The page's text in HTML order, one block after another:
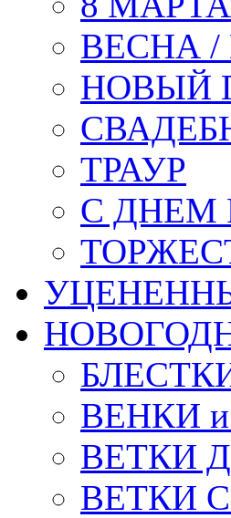
ВЕСНА
НОВЫЙ
ТРАУР
С ДНЕМ
ВЕНКИ
ВЕТКИ
ВЕТКИ